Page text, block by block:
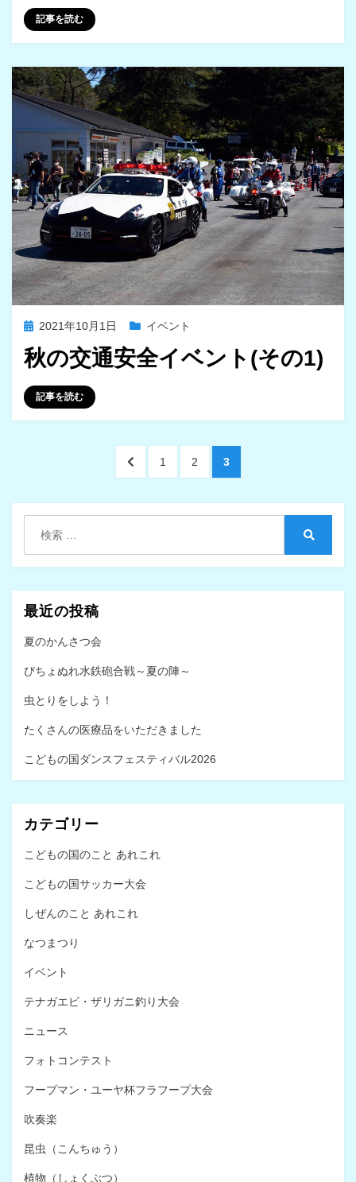
投稿者iwasaki
記事を読む
投
日:
2021年10月1日 イベント
秋の交通安全イベント(その1)
投稿者iwasaki
記事を読む
ナ
ゲ
ー
シ
ョ
ン
前
の
ー
ペ
ー
1
ペ
ー
2
ペ
ー
3
最近の投稿
夏のかんさつ会
びちょぬれ水鉄砲合戦～夏の陣～
虫とりをしよう！
たくさんの医療品をいただきました
こどもの国ダンスフェスティバル2026
カテゴリー
こどもの国のこと あれこれ
こどもの国サッカー大会
しぜんのこと あれこれ
なつまつり
イベント
テナガエビ・ザリガニ釣り大会
ニュース
フォトコンテスト
フープマン・ユーヤ杯フラフープ大会
吹奏楽
昆虫（こんちゅう）
植物（しょくぶつ）